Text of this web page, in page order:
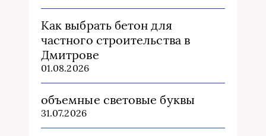
Как выбрать бетон для
частного строительства в
Дмитрове
01.08.2026
объемные световые буквы
31.07.2026